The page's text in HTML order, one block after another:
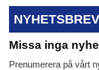
NYHETSBREV
Missa inga
Prenumerera på vårt